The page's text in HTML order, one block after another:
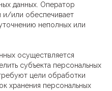
данных. Оператор
или обеспечивает
неполных или
осуществляется
субъекта персональных
цели обработки
хранения персональных